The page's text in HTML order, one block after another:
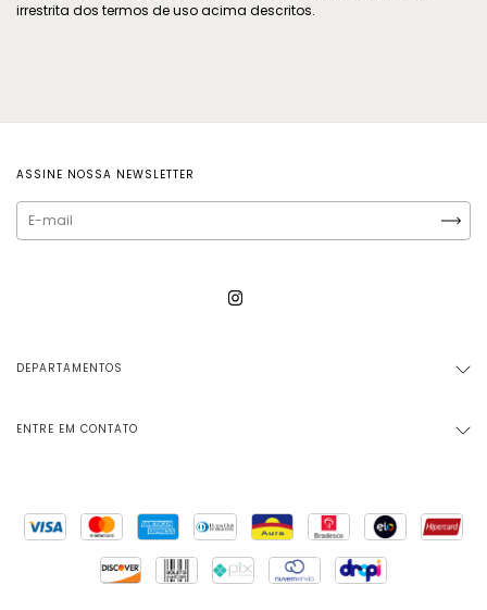
irrestrita dos termos de uso acima descritos.
ASSINE NOSSA NEWSLETTER
DEPARTAMENTOS
ENTRE EM CONTATO